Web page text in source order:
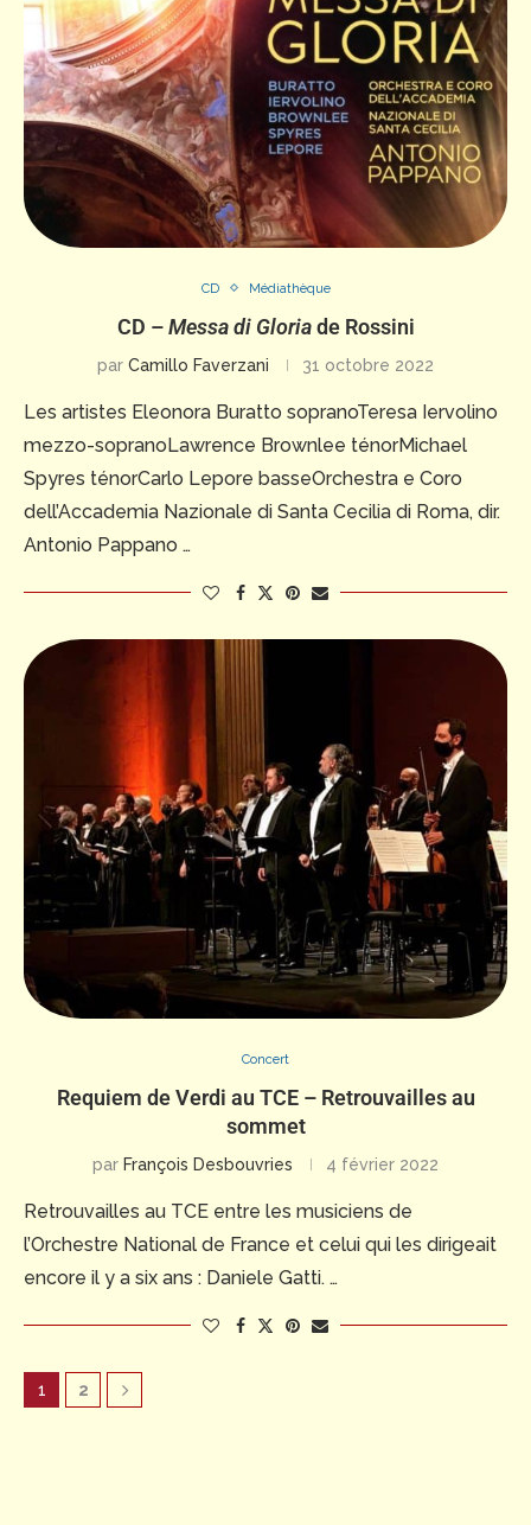
CD Médiathèque
CD –Messa di Gloriade Rossini
par Camillo Faverzani 31 octobre 2022
Les artistes Eleonora Buratto sopranoTeresa Iervolino
mezzo-sopranoLawrence Brownlee ténorMichael
Spyres ténorCarlo Lepore basseOrchestra e Coro
dell’Accademia Nazionale di Santa Cecilia di Roma, dir.
Antonio Pappano …
Concert
Requiem de Verdi au TCE – Retrouvailles au
sommet
par François Desbouvries 4 février 2022
Retrouvailles au TCE entre les musiciens de
l’Orchestre National de France et celui qui les dirigeait
encore il y a six ans : Daniele Gatti. …
1 2